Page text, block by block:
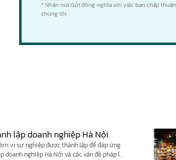
* Nhấn nút Gửi đồng nghĩa với việc bạn chấp thuận
chúng tôi.
lập doanh nghiệp Hà Nội
vị sự nghiệp được thành lập để đáp ứng
doanh nghiệp Hà Nội và các vấn đề pháp lý